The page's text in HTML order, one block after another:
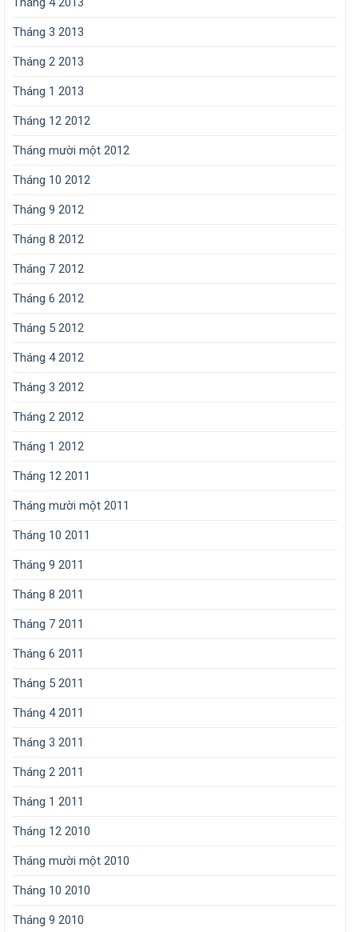
Tháng 3 2013
Tháng 2 2013
Tháng 1 2013
Tháng 12 2012
Tháng mười một 2012
Tháng 10 2012
Tháng 9 2012
Tháng 8 2012
Tháng 7 2012
Tháng 6 2012
Tháng 5 2012
Tháng 4 2012
Tháng 3 2012
Tháng 2 2012
Tháng 1 2012
Tháng 12 2011
Tháng mười một 2011
Tháng 10 2011
Tháng 9 2011
Tháng 8 2011
Tháng 7 2011
Tháng 6 2011
Tháng 5 2011
Tháng 4 2011
Tháng 3 2011
Tháng 2 2011
Tháng 1 2011
Tháng 12 2010
Tháng mười một 2010
Tháng 10 2010
Tháng 9 2010